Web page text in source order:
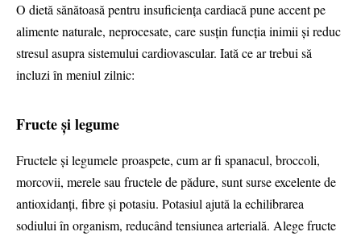
O dietă sănătoasă pentru insuficiența cardiacă pune accent pe
alimente naturale, neprocesate, care susțin funcția inimii și reduc
stresul asupra sistemului cardiovascular. Iată ce ar trebui să
incluzi în meniul zilnic:
Fructe și legume
Fructele și legumele proaspete, cum ar fi spanacul, broccoli,
morcovii, merele sau fructele de pădure, sunt surse excelente de
antioxidanți, fibre și potasiu. Potasiul ajută la echilibrarea
sodiului în organism, reducând tensiunea arterială. Alege fructe